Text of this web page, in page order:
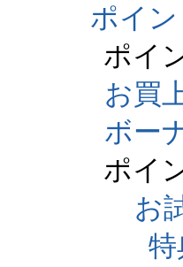
ポイ
ポイ
お買
ボー
ポイ
お